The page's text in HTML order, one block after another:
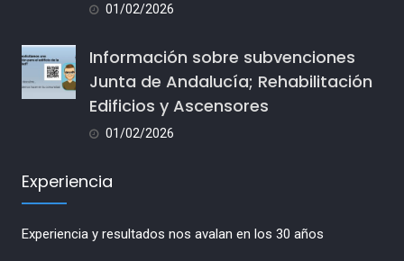
01/02/2026
Información sobre subvenciones
Junta de Andalucía; Rehabilitación
Edificios y Ascensores
01/02/2026
Experiencia
Experiencia y resultados nos avalan en los 30 años